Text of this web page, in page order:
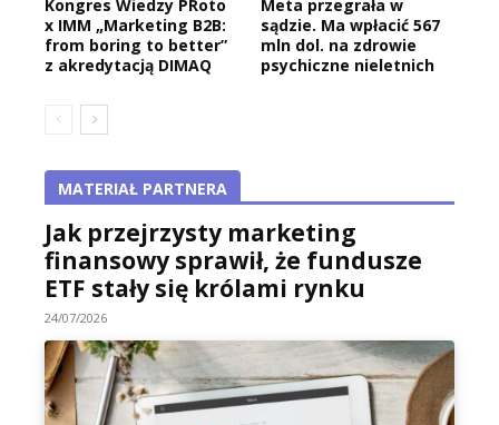
Kongres Wiedzy PRoto
x IMM „Marketing B2B:
from boring to better”
z akredytacją DIMAQ
Meta przegrała w
sądzie. Ma wpłacić 567
mln dol. na zdrowie
psychiczne nieletnich
MATERIAŁ PARTNERA
Jak przejrzysty marketing
finansowy sprawił, że fundusze
ETF stały się królami rynku
24/07/2026